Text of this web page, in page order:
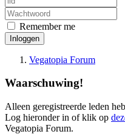
Remember me
Inloggen
Vegatopia Forum
Waarschuwing!
Alleen geregistreerde leden
Log hieronder in of klik op
Vegatopia Forum.